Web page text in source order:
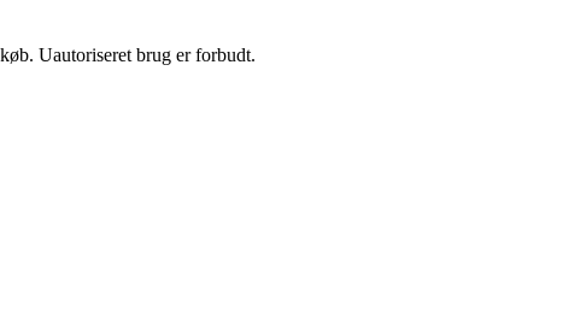
Uautoriseret brug er forbudt.